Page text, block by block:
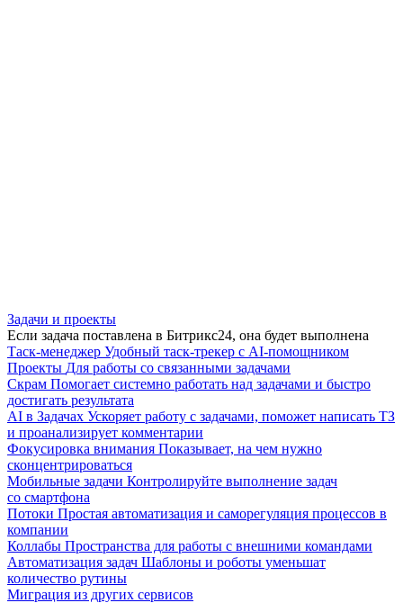
Задачи и проекты
Если задача поставлена в Битрикс24, она будет выполнена
Таск-менеджер Удобный таск-трекер с AI-помощником
Проекты Для работы со связанными задачами
Скрам Помогает системно работать над задачами и быстро
достигать результата
AI в Задачах Ускоряет работу с задачами, поможет написать ТЗ
и проанализирует комментарии
Фокусировка внимания Показывает, на чем нужно
сконцентрироваться
Мобильные задачи Контролируйте выполнение задач
со смартфона
Потоки Простая автоматизация и саморегуляция процессов в
компании
Коллабы Пространства для работы с внешними командами
Автоматизация задач Шаблоны и роботы уменьшат
количество рутины
Миграция из других сервисов